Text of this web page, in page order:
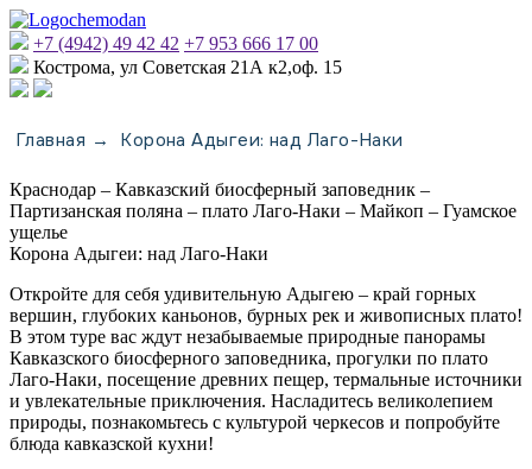
+7 (4942) 49 42 42 +7 953 666 17 00
Кострома, ул Советская 21А к2,оф. 15
Главная → Корона Адыгеи: над Лаго-Наки
Краснодар – Кавказский биосферный заповедник –
Партизанская поляна – плато Лаго-Наки – Майкоп – Гуамское
ущелье
Корона Адыгеи: над Лаго-Наки
Откройте для себя удивительную Адыгею – край горных
вершин, глубоких каньонов, бурных рек и живописных плато!
В этом туре вас ждут незабываемые природные панорамы
Кавказского биосферного заповедника, прогулки по плато
Лаго-Наки, посещение древних пещер, термальные источники
и увлекательные приключения. Насладитесь великолепием
природы, познакомьтесь с культурой черкесов и попробуйте
блюда кавказской кухни!